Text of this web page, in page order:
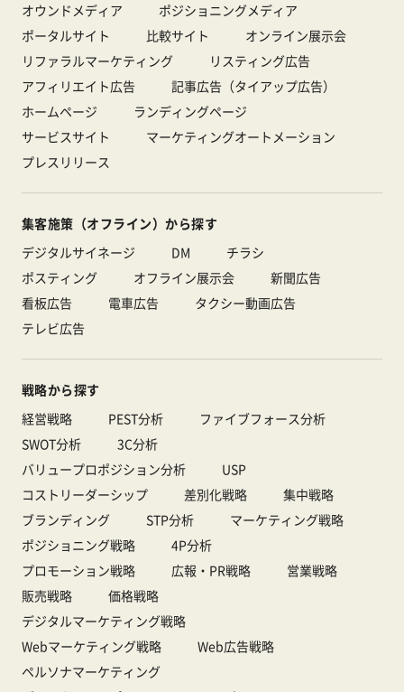
オウンドメディア
ポジショニングメディア
ポータルサイト
比較サイト
オンライン展示会
リファラルマーケティング
リスティング広告
アフィリエイト広告
記事広告（タイアップ広告）
ホームページ
ランディングページ
サービスサイト
マーケティングオートメーション
プレスリリース
集客施策（オフライン）から探す
デジタルサイネージ
DM
チラシ
ポスティング
オフライン展示会
新聞広告
看板広告
電車広告
タクシー動画広告
テレビ広告
戦略から探す
経営戦略
PEST分析
ファイブフォース分析
SWOT分析
3C分析
バリュープロポジション分析
USP
コストリーダーシップ
差別化戦略
集中戦略
ブランディング
STP分析
マーケティング戦略
ポジショニング戦略
4P分析
プロモーション戦略
広報・PR戦略
営業戦略
販売戦略
価格戦略
デジタルマーケティング戦略
Webマーケティング戦略
Web広告戦略
ペルソナマーケティング